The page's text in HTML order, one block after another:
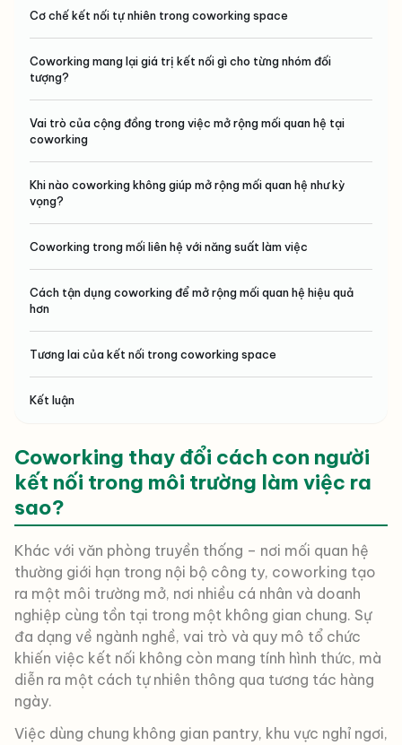
Cơ chế kết nối tự nhiên trong coworking space
Coworking mang lại giá trị kết nối gì cho từng nhóm đối
tượng?
Vai trò của cộng đồng trong việc mở rộng mối quan hệ tại
coworking
Khi nào coworking không giúp mở rộng mối quan hệ như kỳ
vọng?
Coworking trong mối liên hệ với năng suất làm việc
Cách tận dụng coworking để mở rộng mối quan hệ hiệu quả
hơn
Tương lai của kết nối trong coworking space
Kết luận
Coworking thay đổi cách con người
kết nối trong môi trường làm việc ra
sao?
Khác với văn phòng truyền thống – nơi mối quan hệ
thường giới hạn trong nội bộ công ty, coworking tạo
ra một môi trường mở, nơi nhiều cá nhân và doanh
nghiệp cùng tồn tại trong một không gian chung. Sự
đa dạng về ngành nghề, vai trò và quy mô tổ chức
khiến việc kết nối không còn mang tính hình thức, mà
diễn ra một cách tự nhiên thông qua tương tác hàng
ngày.
Việc dùng chung không gian pantry, khu vực nghỉ ngơi,